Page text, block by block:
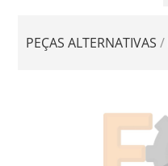
PEÇAS ALTERNATIVAS /